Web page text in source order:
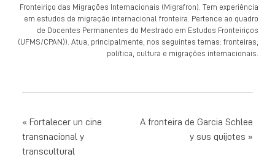
Fronteiriço das Migrações Internacionais (Migrafron). Tem experiência
em estudos de migração internacional fronteira. Pertence ao quadro
de Docentes Permanentes do Mestrado em Estudos Fronteiriços
(UFMS/CPAN)). Atua, principalmente, nos seguintes temas: fronteiras,
política, cultura e migrações internacionais.
NAVEGACIÓN
Fortalecer un cine
transnacional y
transcultural
A fronteira de Garcia Schlee
y sus quijotes